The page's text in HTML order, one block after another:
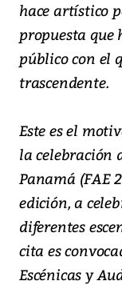
hace artístico
propuesta que
público con el
trascendente.
Este es el
la celebración
Panamá (FAE
edición, a
diferentes
cita es
Escénicas y